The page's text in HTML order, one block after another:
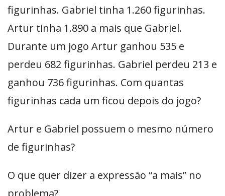
figurinhas. Gabriel tinha 1.260 figurinhas.
Artur tinha 1.890 a mais que Gabriel.
Durante um jogo Artur ganhou 535 e
perdeu 682 figurinhas. Gabriel perdeu 213 e
ganhou 736 figurinhas. Com quantas
figurinhas cada um ficou depois do jogo?
Artur e Gabriel possuem o mesmo número
de figurinhas?
O que quer dizer a expressão “a mais” no